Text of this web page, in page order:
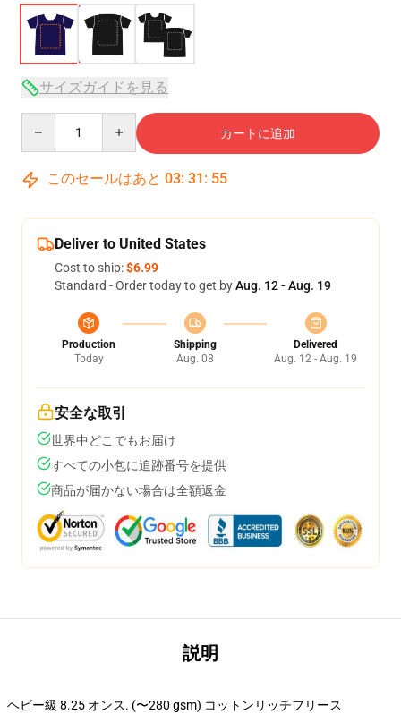
サイズガイドを見る
カートに追加
このセールはあと 03: 31 : 54
Deliver to United States
Cost to ship:$6.99
Standard - Order today to get byAug. 12 - Aug. 19
Production
Today
Shipping
Aug. 08
Delivered
Aug. 12 - Aug. 19
安全な取引
世界中どこでもお届け
すべての小包に追跡番号を提供
商品が届かない場合は全額返金
説明
ヘビー級 8.25 オンス. (〜280 gsm) コットンリッチフリース